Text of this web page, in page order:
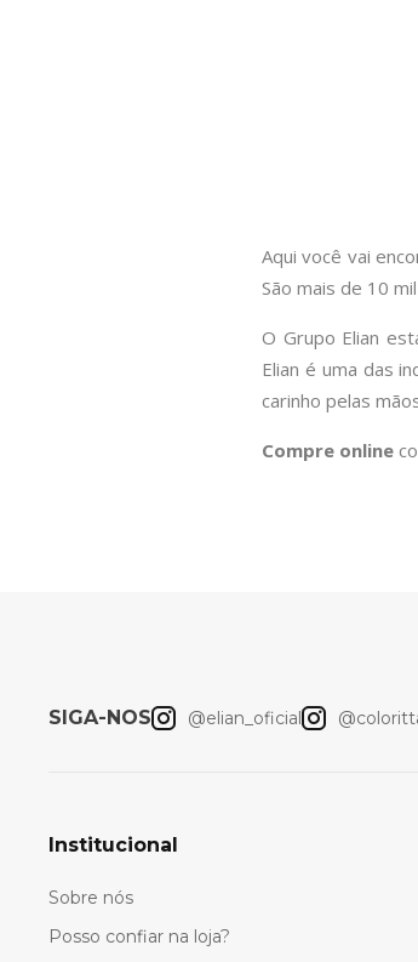
Aqui você vai
São mais de 10
O Grupo Elian
Elian é uma das
carinho pelas
Compre online
SIGA-NOS @elian_oficial
Institucional
Sobre nós
Posso confiar na loja?